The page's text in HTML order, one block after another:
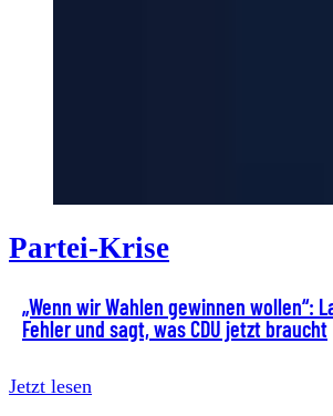
Partei-Krise
„Wenn wir Wahlen gewinnen wollen“:
Fehler und sagt, was CDU jetzt braucht
Jetzt lesen